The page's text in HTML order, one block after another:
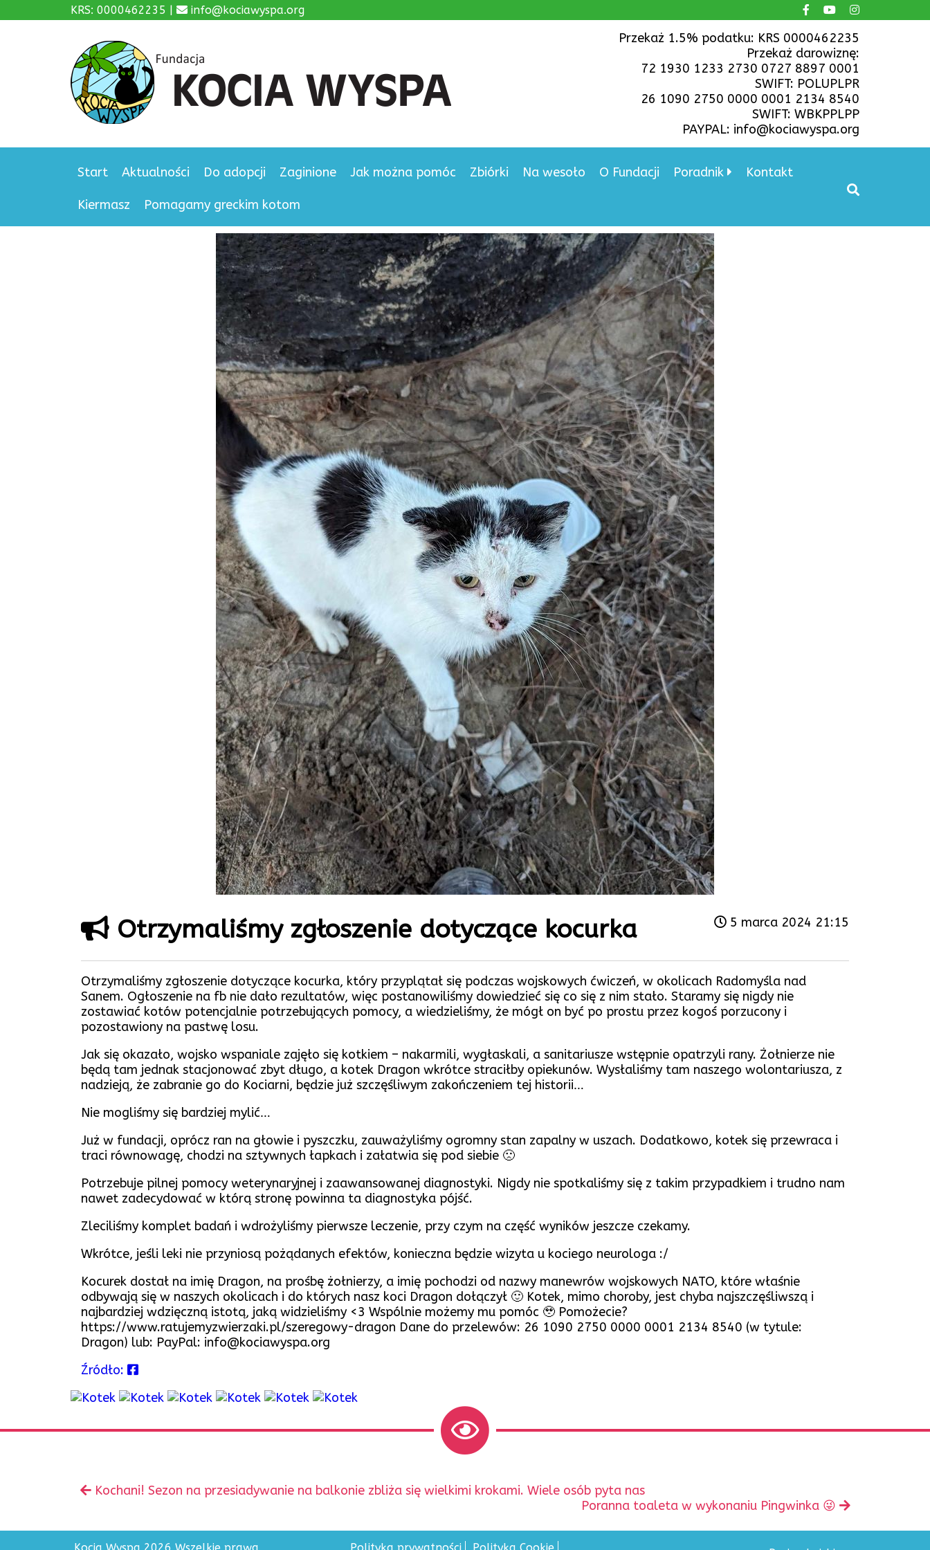
KRS: 0000462235 | info@kociawyspa.org
Przekaż 1.5% podatku: KRS 0000462235
Przekaż darowiznę:
72 1930 1233 2730 0727 8897 0001
SWIFT: POLUPLPR
26 1090 2750 0000 0001 2134 8540
SWIFT: WBKPPLPP
PAYPAL: info@kociawyspa.org
Start Aktualności Do adopcji Zaginione Jak można pomóc Zbiórki Na wesoło O Fundacji Poradnik Kontakt
Kiermasz Pomagamy greckim kotom
5 marca 2024 21:15
Otrzymaliśmy zgłoszenie dotyczące kocurka
Otrzymaliśmy zgłoszenie dotyczące kocurka, który przyplątał się podczas wojskowych ćwiczeń, w okolicach Radomyśla nad
Sanem. Ogłoszenie na fb nie dało rezultatów, więc postanowiliśmy dowiedzieć się co się z nim stało. Staramy się nigdy nie
zostawiać kotów potencjalnie potrzebujących pomocy, a wiedzieliśmy, że mógł on być po prostu przez kogoś porzucony i
pozostawiony na pastwę losu.
Jak się okazało, wojsko wspaniale zajęło się kotkiem – nakarmili, wygłaskali, a sanitariusze wstępnie opatrzyli rany. Żołnierze nie
będą tam jednak stacjonować zbyt długo, a kotek Dragon wkrótce straciłby opiekunów. Wysłaliśmy tam naszego wolontariusza, z
nadzieją, że zabranie go do Kociarni, będzie już szczęśliwym zakończeniem tej historii…
Nie mogliśmy się bardziej mylić…
Już w fundacji, oprócz ran na głowie i pyszczku, zauważyliśmy ogromny stan zapalny w uszach. Dodatkowo, kotek się przewraca i
traci równowagę, chodzi na sztywnych łapkach i załatwia się pod siebie 🙁
Potrzebuje pilnej pomocy weterynaryjnej i zaawansowanej diagnostyki. Nigdy nie spotkaliśmy się z takim przypadkiem i trudno nam
nawet zadecydować w którą stronę powinna ta diagnostyka pójść.
Zleciliśmy komplet badań i wdrożyliśmy pierwsze leczenie, przy czym na część wyników jeszcze czekamy.
Wkrótce, jeśli leki nie przyniosą pożądanych efektów, konieczna będzie wizyta u kociego neurologa :/
Kocurek dostał na imię Dragon, na prośbę żołnierzy, a imię pochodzi od nazwy manewrów wojskowych NATO, które właśnie
odbywają się w naszych okolicach i do których nasz koci Dragon dołączył 🙂 Kotek, mimo choroby, jest chyba najszczęśliwszą i
najbardziej wdzięczną istotą, jaką widzieliśmy <3 Wspólnie możemy mu pomóc 🥹 Pomożecie?
https://www.ratujemyzwierzaki.pl/szeregowy-dragon Dane do przelewów: 26 1090 2750 0000 0001 2134 8540 (w tytule:
Dragon) lub: PayPal: info@kociawyspa.org
Źródło:
Zobacz
inne
Poprzedni
Kochani! Sezon na przesiadywanie na balkonie zbliża się wielkimi krokami. Wiele osób pyta nas
Następny
Poranna toaleta w wykonaniu Pingwinka 😜